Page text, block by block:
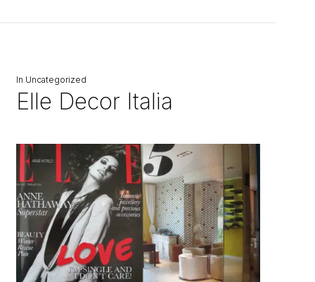
In Uncategorized
Elle Decor Italia